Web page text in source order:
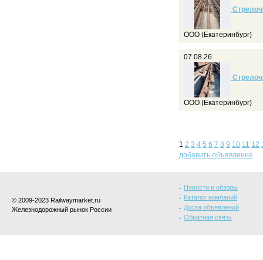
ООО (Екатеринбург)
07.08.26
ООО (Екатеринбург)
1 2 3 4 5 6 7 8 9 10 11 12
добавить объявление
© 2009-2023 Railwaymarket.ru
Железнодорожный рынок России
Новости и обзоры
Каталог компаний
Доска объявлений
Обратная связь